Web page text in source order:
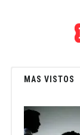
MAS VISTOS